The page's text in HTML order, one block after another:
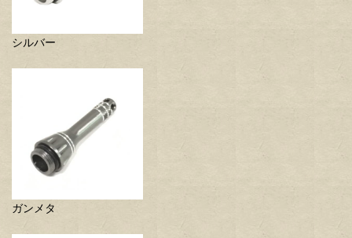
シルバー
ガンメタ